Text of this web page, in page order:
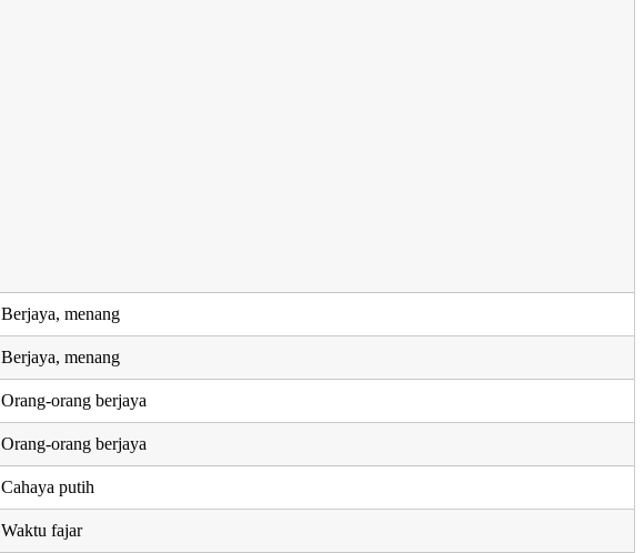
Berjaya, menang
Berjaya, menang
Orang-orang berjaya
Orang-orang berjaya
Cahaya putih
Waktu fajar